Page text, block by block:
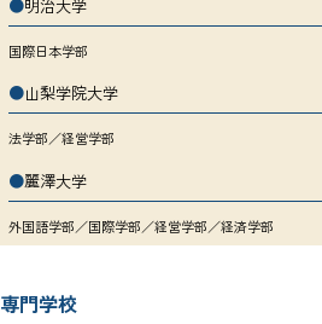
●明治大学
国際日本学部
●山梨学院大学
法学部／経営学部
●麗澤大学
外国語学部／国際学部／経営学部／経済学部
専門学校